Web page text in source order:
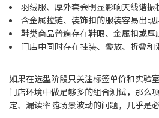
羽绒服、厚外套会明显影响天线谐振
含金属拉链、装饰扣的服装容易出现
鞋类商品普遍存在鞋眼、金属扣或厚
门店中同时存在挂装、叠放、折叠和
如果在选型阶段只关注标签单价和实验
门店环境中做足够多的组合测试，那么
定、漏读率随场景波动的问题，几乎是必